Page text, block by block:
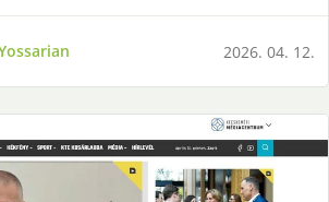
2026. 04. 12.